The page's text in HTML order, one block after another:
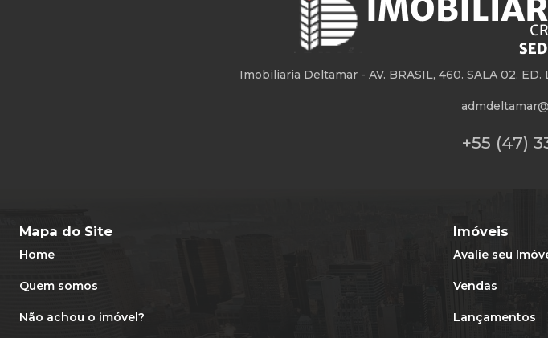
Imobiliaria Deltamar - AV. BRASIL, 460. SALA 02.
+55 (47)
Mapa do Site
Home
Quem somos
Não achou o imóvel?
Imóveis
Avalie seu
Vendas
Lançamentos